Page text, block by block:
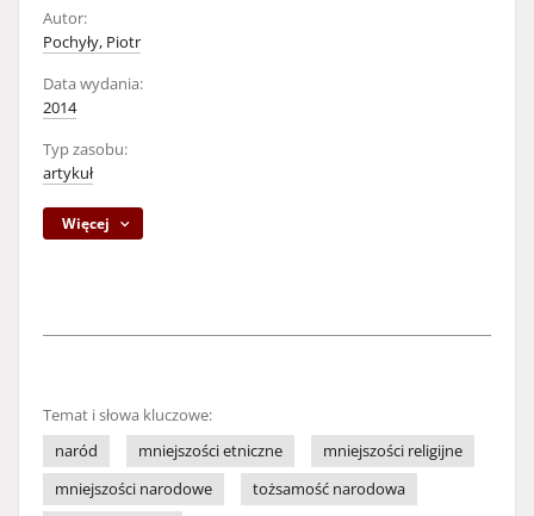
Autor:
Pochyły, Piotr
Data wydania:
2014
Typ zasobu:
artykuł
Więcej
Temat i słowa kluczowe:
naród
mniejszości etniczne
mniejszości religijne
mniejszości narodowe
tożsamość narodowa